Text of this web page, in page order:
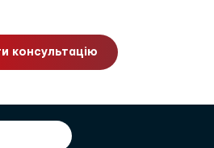
консультацію